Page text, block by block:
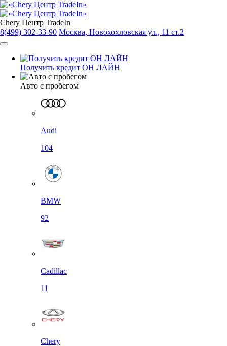
Chery Центр TradeIn
8(499) 302-33-90 Москва, Новохохловская ул., 11 ст.2
Получить кредит ОН ЛАЙН
Авто с пробегом
Audi
104
BMW
92
Cadillac
11
Chery